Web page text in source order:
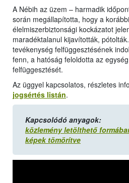
A Nébih az üzem – harmadik
során megállapította, hogy a
élelmiszerbiztonsági kockázatot
maradéktalanul kijavították,
tevékenység felfüggesztésének
fenn, a hatóság feloldotta az
felfüggesztését.
Az üggyel kapcsolatos, részletes
jogsértés listán.
Kapcsolódó anyagok:
közlemény letölthető
képek tömörítve